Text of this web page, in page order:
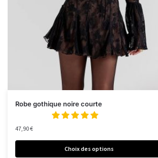
Robe gothique noire courte
47,90€
Choix des options